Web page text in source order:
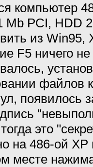
компьютер
Mb PCI, HDD
из
F5 ничего
файлов
появилось
это
на 486-ой
месте